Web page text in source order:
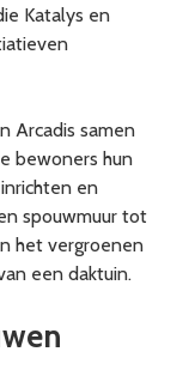
Katalys en
Arcadis samen
bewoners hun
en
spouwmuur tot
het vergroenen
een daktuin.